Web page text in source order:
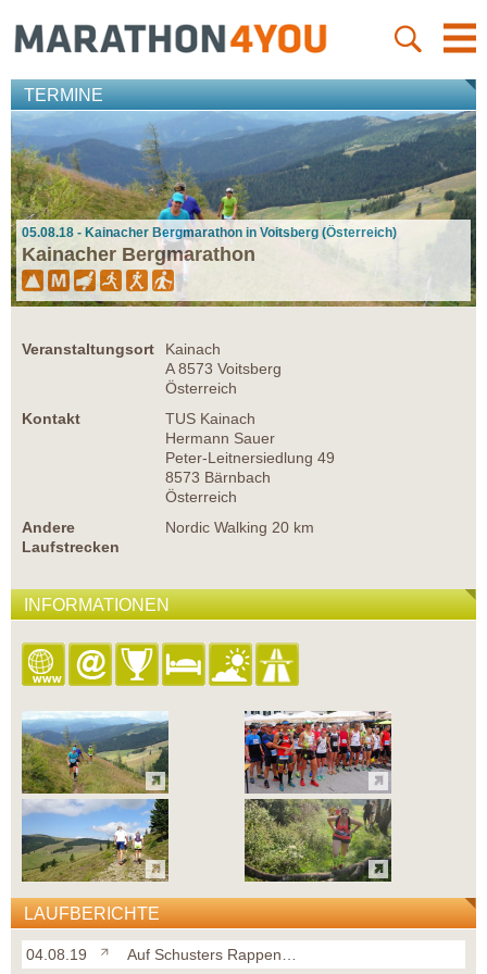
TERMINE
05.08.18 - Kainacher Bergmarathon in Voitsberg (Österreich)
Kainacher Bergmarathon
Veranstaltungsort
Kainach
A 8573 Voitsberg
Österreich
Kontakt
TUS Kainach
Hermann Sauer
Peter-Leitnersiedlung 49
8573 Bärnbach
Österreich
Andere
Laufstrecken
Nordic Walking 20 km
INFORMATIONEN
LAUFBERICHTE
04.08.19 Auf Schusters Rappen…